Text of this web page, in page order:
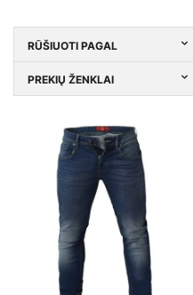
RŪŠIUOTI PAGAL
PREKIŲ ŽENKLAI